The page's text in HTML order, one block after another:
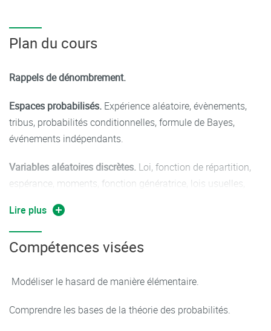
Plan du cours
Rappels de dénombrement.
Espaces probabilisés. Expérience aléatoire, évènements,
tribus, probabilités conditionnelles, formule de Bayes,
événements indépendants.
Variables aléatoires discrètes. Loi, fonction de répartition,
espérance, moments, fonction génératrice, lois usuelles,
Lire plus
Compétences visées
Modéliser le hasard de manière élémentaire.
Comprendre les bases de la théorie des probabilités.